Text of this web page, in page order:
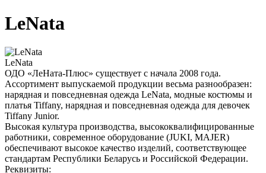
LeNata
LeNata
ОДО «ЛеНата-Плюс» существует с начала 2008 года.
Ассортимент выпускаемой продукции весьма разнообразен:
нарядная и повседневная одежда LeNata, модные костюмы и
платья Tiffany, нарядная и повседневная одежда для девочек
Tiffany Junior.
Высокая культура производства, высококвалифицированные
работники, современное оборудование (JUKI, MAJER)
обеспечивают высокое качество изделий, соответствующее
стандартам Республики Беларусь и Российской Федерации.
Реквизиты: